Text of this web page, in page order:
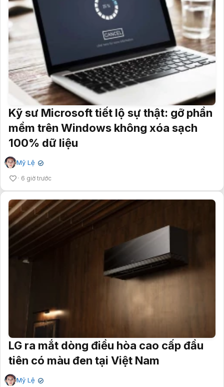
Kỹ sư Microsoft tiết lộ sự thật: gỡ phần
mềm trên Windows không xóa sạch
100% dữ liệu
Mỹ Lệ ✔
6 giờ trước
LG ra mắt dòng điều hòa cao cấp đầu
tiên có màu đen tại Việt Nam
Mỹ Lệ ✔